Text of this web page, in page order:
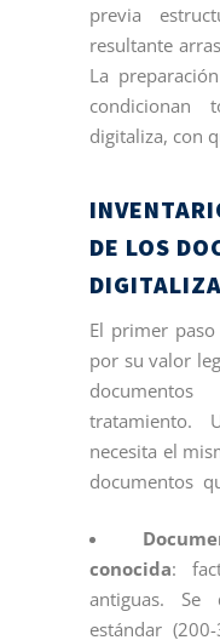
previa
resultante
La
digitaliza, con
DE LOS
El primer
por su valor
tratamiento.
necesita el
documentos
conocida:
antiguas. Se
estándar